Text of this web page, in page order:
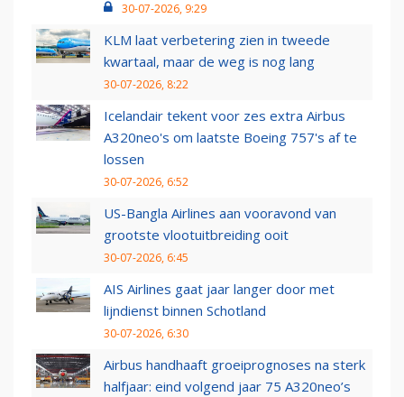
30-07-2026, 9:29
KLM laat verbetering zien in tweede
kwartaal, maar de weg is nog lang
30-07-2026, 8:22
Icelandair tekent voor zes extra Airbus
A320neo's om laatste Boeing 757's af te
lossen
30-07-2026, 6:52
US-Bangla Airlines aan vooravond van
grootste vlootuitbreiding ooit
30-07-2026, 6:45
AIS Airlines gaat jaar langer door met
lijndienst binnen Schotland
30-07-2026, 6:30
Airbus handhaaft groeiprognoses na sterk
halfjaar: eind volgend jaar 75 A320neo’s